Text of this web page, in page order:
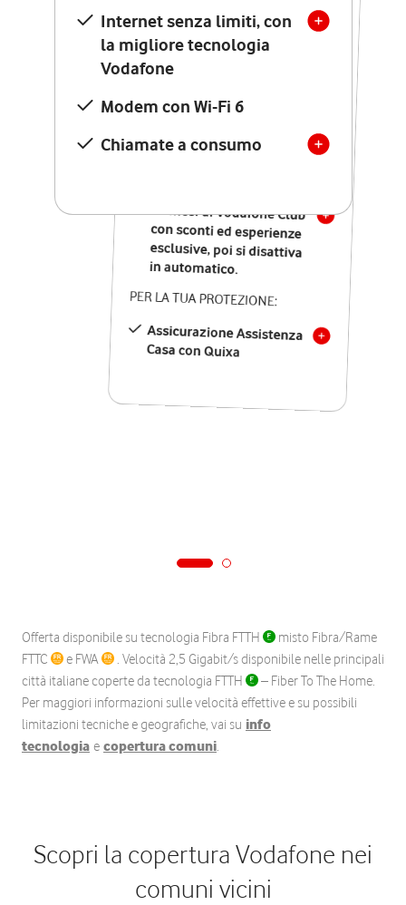
Internet senza limiti, con
la migliore tecnologia
Vodafone
Modem con Wi-Fi 6
Chiamate a consumo
Internet senza limiti, con
la migliore tecnologia
Vodafone
Modem Seven con Wi-Fi 7
Chiamate illimitate verso
numeri fissi e mobili
nazionali
12 mesi di Vodafone Club
con sconti ed esperienze
esclusive, poi si disattiva
in automatico.
PER LA TUA PROTEZIONE:
Assicurazione Assistenza
Casa con Quixa
Offerta disponibile su tecnologia Fibra FTTH
misto Fibra/Rame
FTTC
e FWA
. Velocità 2,5 Gigabit/s disponibile nelle principali
città italiane coperte da tecnologia FTTH
– Fiber To The Home.
Per maggiori informazioni sulle velocità effettive e su possibili
limitazioni tecniche e geografiche, vai su info
tecnologia e copertura comuni.
Scopri la copertura Vodafone nei
comuni vicini